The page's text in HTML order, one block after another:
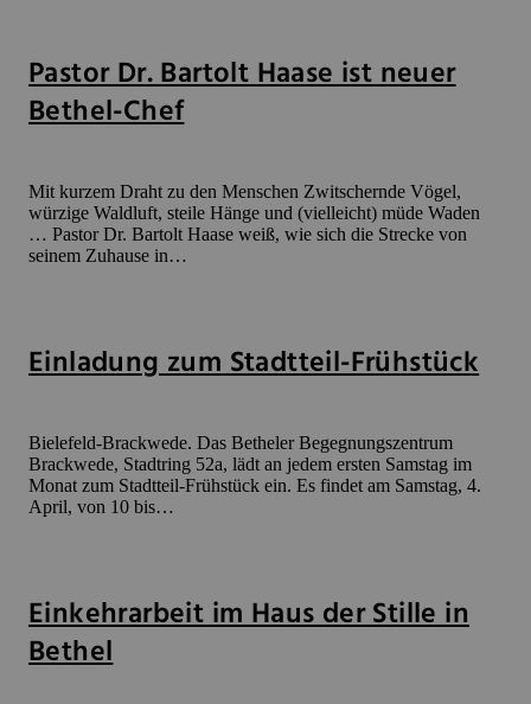
Pastor Dr. Bartolt Haase ist neuer
Bethel-Chef
Mit kurzem Draht zu den Menschen Zwitschernde Vögel,
würzige Waldluft, steile Hänge und (vielleicht) müde Waden
… Pastor Dr. Bartolt Haase weiß, wie sich die Strecke von
seinem Zuhause in…
Einladung zum Stadtteil-Frühstück
Bielefeld-Brackwede. Das Betheler Begegnungszentrum
Brackwede, Stadtring 52a, lädt an jedem ersten Samstag im
Monat zum Stadtteil-Frühstück ein. Es findet am Samstag, 4.
April, von 10 bis…
Einkehrarbeit im Haus der Stille in
Bethel